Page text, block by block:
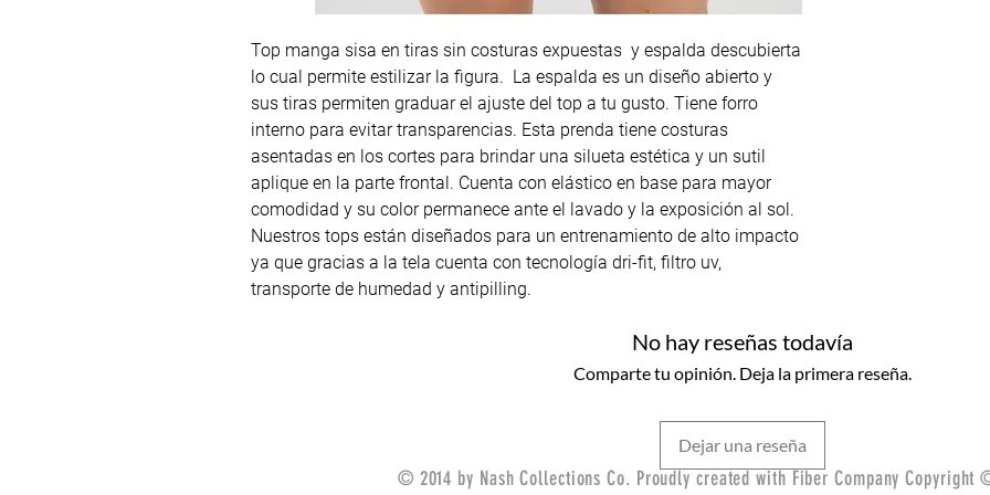
Top manga sisa en tiras sin costuras expuestas y espalda descubierta
lo cual permite estilizar la figura. La espalda es un diseño abierto y
sus tiras permiten graduar el ajuste del top a tu gusto. Tiene forro
interno para evitar transparencias. Esta prenda tiene costuras
asentadas en los cortes para brindar una silueta estética y un sutil
aplique en la parte frontal. Cuenta con elástico en base para mayor
comodidad y su color permanece ante el lavado y la exposición al sol.
Nuestros tops están diseñados para un entrenamiento de alto impacto
ya que gracias a la tela cuenta con tecnología dri-fit, filtro uv,
transporte de humedad y antipilling.
No hay reseñas todavía
Comparte tu opinión. Deja la primera reseña.
Dejar una reseña
© 2014 by Nash Collections Co. Proudly created with Fiber Company Copyright